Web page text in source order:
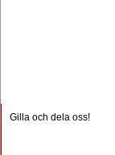
Gilla och dela oss!